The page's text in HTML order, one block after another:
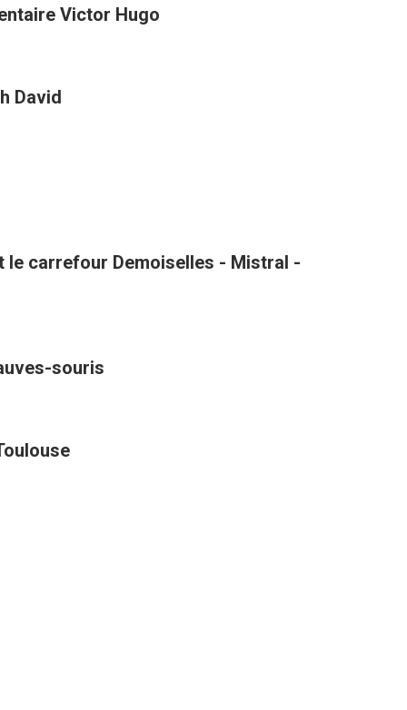
Victor Hugo
David
le carrefour Demoiselles - Mistral -
souris